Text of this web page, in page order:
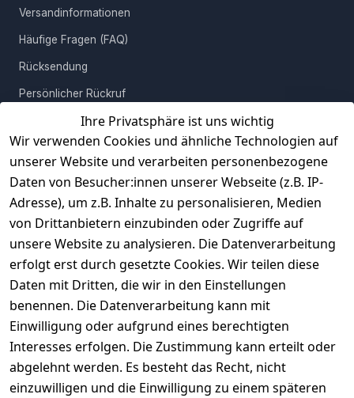
Ihre Privatsphäre ist uns wichtig
Wir verwenden Cookies und ähnliche Technologien auf
unserer Website und verarbeiten personenbezogene
Daten von Besucher:innen unserer Webseite (z.B. IP-
Adresse), um z.B. Inhalte zu personalisieren, Medien
von Drittanbietern einzubinden oder Zugriffe auf
unsere Website zu analysieren. Die Datenverarbeitung
erfolgt erst durch gesetzte Cookies. Wir teilen diese
Daten mit Dritten, die wir in den Einstellungen
benennen. Die Datenverarbeitung kann mit
Einwilligung oder aufgrund eines berechtigten
Interesses erfolgen. Die Zustimmung kann erteilt oder
abgelehnt werden. Es besteht das Recht, nicht
einzuwilligen und die Einwilligung zu einem späteren
Versandinformationen
Häufige Fragen (FAQ)
Rücksendung
Persönlicher Rückruf
Erfahrungen
Vertrag widerrufen
INFORMATIONEN
Widerrufsrecht
Datenschutz
Unser Unternehmen
Charity & Wohltätigkeit